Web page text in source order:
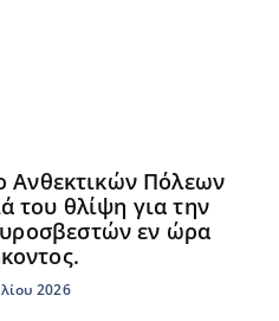
Ανθεκτικών Πόλεων
του θλίψη για την
εν ώρα
2026